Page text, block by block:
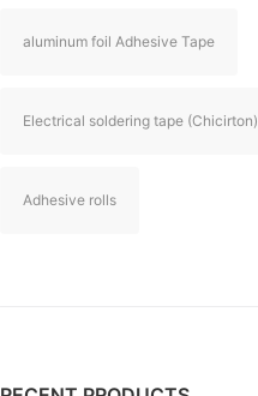
aluminum foil Adhesive Tape
Electrical soldering tape (Chicirton)
Adhesive rolls